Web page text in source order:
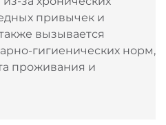
за хронических
привычек и
вызывается
гигиенических норм,
проживания и